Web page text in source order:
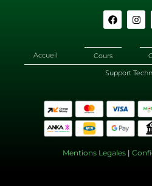
Accueil Cours
Support
Mentions Legales|